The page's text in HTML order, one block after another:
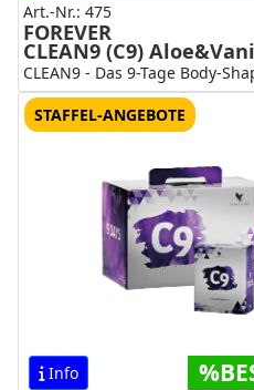
Art.-Nr.: 475
FOREVER
CLEAN9 (C9)
CLEAN9 - Das 9-Tage Body-
Info
STAFFEL-ANGEBOTE